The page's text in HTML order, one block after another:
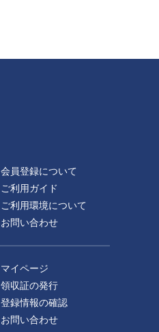
会員登録について
ご利用ガイド
ご利用環境について
お問い合わせ
マイページ
領収証の発行
登録情報の確認
お問い合わせ